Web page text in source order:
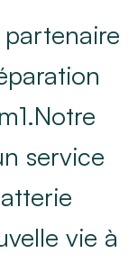
service
vie à